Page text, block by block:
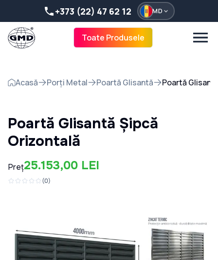
+373 (22) 47 62 12 MD
Toate Produsele
Acasă Porți Metal Poartă Glisantă Poartă
Poartă Glisantă Șipcă
Orizontală
Preț25.153,00 LEI
(0)